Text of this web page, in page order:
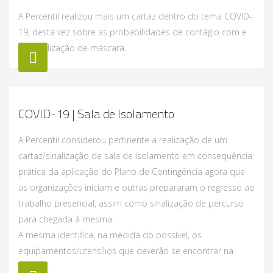
A Percentil realizou mais um cartaz dentro do tema COVID-
19, desta vez sobre as probabilidades de contágio com e
sem utilização de máscara.
COVID-19 | Sala de Isolamento
A Percentil considerou pertinente a realização de um
cartaz/sinalização de sala de isolamento em consequência
prática da aplicação do Plano de Contingência agora que
as organizações iniciam e outras prepararam o regresso ao
trabalho presencial, assim como sinalização de percurso
para chegada à mesma.
A mesma identifica, na medida do possível, os
equipamentos/utensílios que deverão se encontrar na
mesma.